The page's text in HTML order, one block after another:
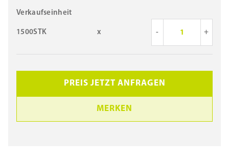
Verkaufseinheit
1500STK x - +
PREIS JETZT ANFRAGEN
MERKEN